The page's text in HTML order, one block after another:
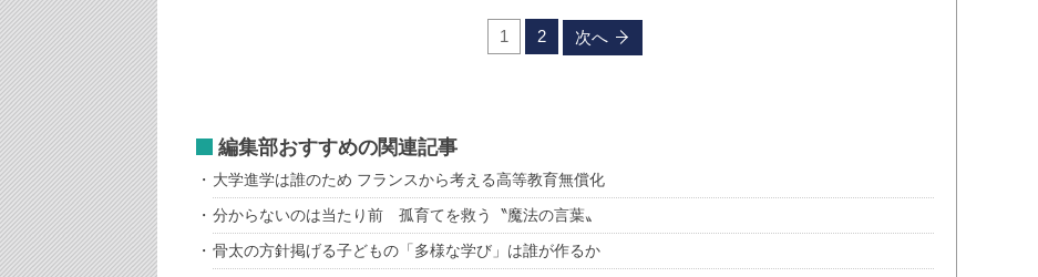
1 2 次へ
編集部おすすめの関連記事
大学進学は誰のため フランスから考える高等教育無償化
分からないのは当たり前 孤育てを救う〝魔法の言葉〟
骨太の方針掲げる子どもの「多様な学び」は誰が作るか